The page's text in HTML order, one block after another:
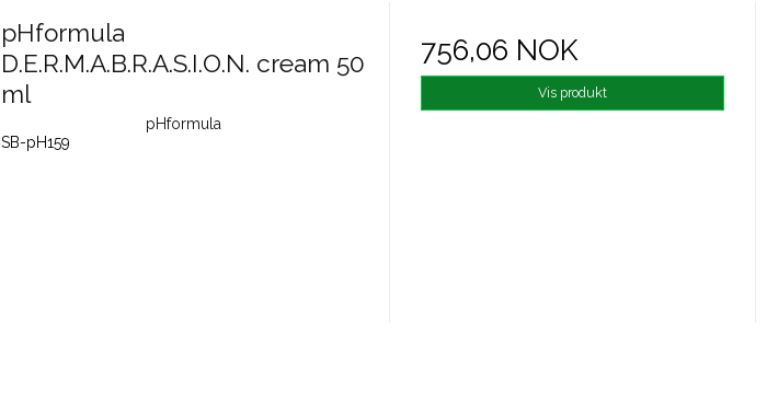
pHformula
D.E.R.M.A.B.R.A.S.I.O.N. cream 50
ml
pHformula
SB-pH159
756,06 NOK
Vis produkt